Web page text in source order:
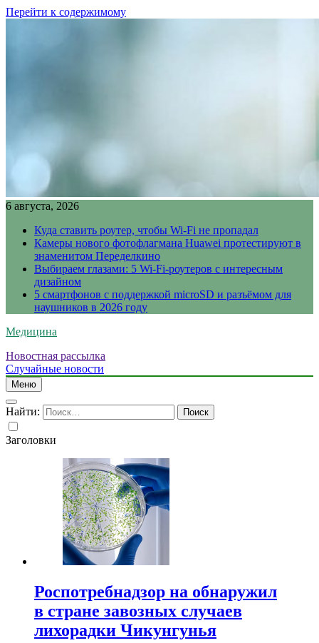
Перейти к содержимому
6 августа, 2026
Куда ставить роутер, чтобы Wi-Fi не пропадал
Камеры нового фотофлагмана Huawei протестируют в
знаменитом Переделкино
Выбираем глазами: 5 Wi-Fi-роутеров с интересным
дизайном
5 смартфонов с поддержкой microSD и разъёмом для
наушников в 2026 году
Медицина
Новостная рассылка
Случайные новости
Меню
Найти:
Заголовки
Роспотребнадзор на обнаружил
в стране завозных случаев
лихорадки Чикунгунья